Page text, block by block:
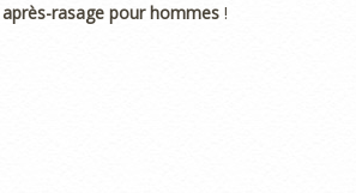
rasage pour hommes !